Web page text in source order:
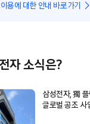
용에 대한 안내 바로가기
자 소식은?
삼성전자, 獨
글로벌 공조 사